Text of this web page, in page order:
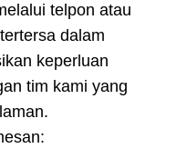
telpon atau
dalam
keperluan
tim kami yang